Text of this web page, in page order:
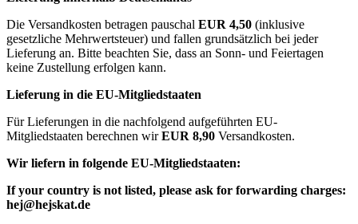
Die Versandkosten betragen pauschal EUR 4,50 (inklusive
gesetzliche Mehrwertsteuer) und fallen grundsätzlich bei jeder
Lieferung an. Bitte beachten Sie, dass an Sonn- und Feiertagen
keine Zustellung erfolgen kann.
Lieferung in die EU-Mitgliedstaaten
Für Lieferungen in die nachfolgend aufgeführten EU-
Mitgliedstaaten berechnen wirEUR 8,90 Versandkosten.
Wir liefern in folgende EU-Mitgliedstaaten:
If your country is not listed, please ask for forwarding charges:
hej@hejskat.de